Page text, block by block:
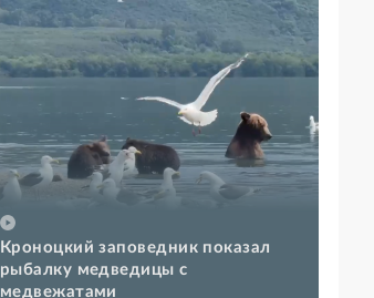
Кроноцкий заповедник показал
рыбалку медведицы с
медвежатами